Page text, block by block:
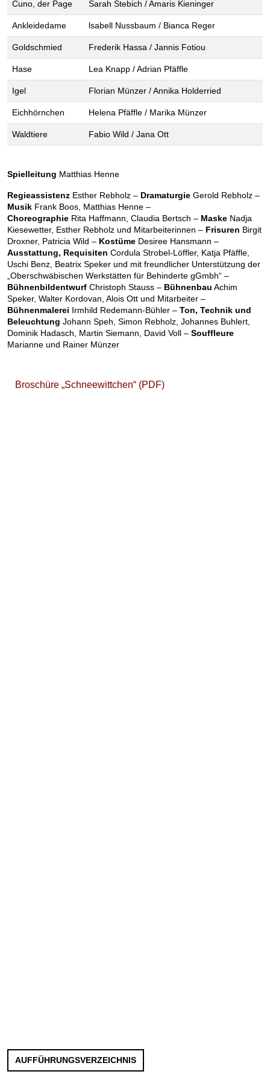
Cuno, der Page Sarah Stebich / Amaris Kieninger
Ankleidedame lsabell Nussbaum / Bianca Reger
Goldschmied Frederik Hassa / Jannis Fotiou
Hase Lea Knapp / Adrian Pfäffle
Igel Florian Münzer / Annika Holderried
Eichhörnchen Helena Pfäffle / Marika Münzer
Waldtiere Fabio Wild / Jana Ott
Spielleitung Matthias Henne
Regieassistenz Esther Rebholz – Dramaturgie Gerold Rebholz –
Musik Frank Boos, Matthias Henne –
Choreographie Rita Haffmann, Claudia Bertsch – Maske Nadja
Kiesewetter, Esther Rebholz und Mitarbeiterinnen – Frisuren Birgit
Droxner, Patricia Wild – Kostüme Desiree Hansmann –
Ausstattung, Requisiten Cordula Strobel-Löffler, Katja Pfäffle,
Uschi Benz, Beatrix Speker und mit freundlicher Unterstützung der
„Oberschwäbischen Werkstätten für Behinderte gGmbh“ –
Bühnenbildentwurf Christoph Stauss – Bühnenbau Achim
Speker, Walter Kordovan, Alois Ott und Mitarbeiter –
Bühnenmalerei Irmhild Redemann-Bühler – Ton, Technik und
Beleuchtung Johann Speh, Simon Rebholz, Johannes Buhlert,
Dominik Hadasch, Martin Siemann, David Voll – Souffleure
Marianne und Rainer Münzer
Broschüre „Schneewittchen“ (PDF)
AUFFÜHRUNGSVERZEICHNIS